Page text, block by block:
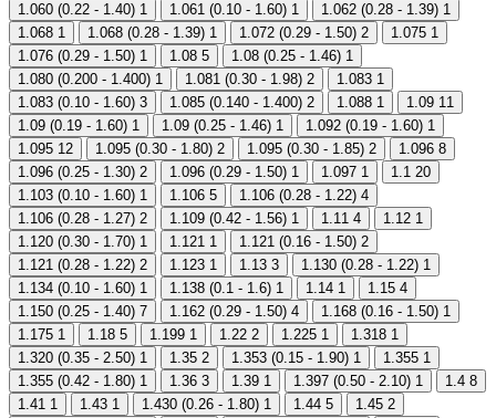
1.060 (0.22 - 1.40) 1 1.061 (0.10 - 1.60) 1 1.062 (0.28 - 1.39) 1
1.068 1 1.068 (0.28 - 1.39) 1 1.072 (0.29 - 1.50) 2 1.075 1
1.076 (0.29 - 1.50) 1 1.08 5 1.08 (0.25 - 1.46) 1
1.080 (0.200 - 1.400) 1 1.081 (0.30 - 1.98) 2 1.083 1
1.083 (0.10 - 1.60) 3 1.085 (0.140 - 1.400) 2 1.088 1 1.09 11
1.09 (0.19 - 1.60) 1 1.09 (0.25 - 1.46) 1 1.092 (0.19 - 1.60) 1
1.095 12 1.095 (0.30 - 1.80) 2 1.095 (0.30 - 1.85) 2 1.096 8
1.096 (0.25 - 1.30) 2 1.096 (0.29 - 1.50) 1 1.097 1 1.1 20
1.103 (0.10 - 1.60) 1 1.106 5 1.106 (0.28 - 1.22) 4
1.106 (0.28 - 1.27) 2 1.109 (0.42 - 1.56) 1 1.11 4 1.12 1
1.120 (0.30 - 1.70) 1 1.121 1 1.121 (0.16 - 1.50) 2
1.121 (0.28 - 1.22) 2 1.123 1 1.13 3 1.130 (0.28 - 1.22) 1
1.134 (0.10 - 1.60) 1 1.138 (0.1 - 1.6) 1 1.14 1 1.15 4
1.150 (0.25 - 1.40) 7 1.162 (0.29 - 1.50) 4 1.168 (0.16 - 1.50) 1
1.175 1 1.18 5 1.199 1 1.22 2 1.225 1 1.318 1
1.320 (0.35 - 2.50) 1 1.35 2 1.353 (0.15 - 1.90) 1 1.355 1
1.355 (0.42 - 1.80) 1 1.36 3 1.39 1 1.397 (0.50 - 2.10) 1 1.4 8
1.41 1 1.43 1 1.430 (0.26 - 1.80) 1 1.44 5 1.45 2